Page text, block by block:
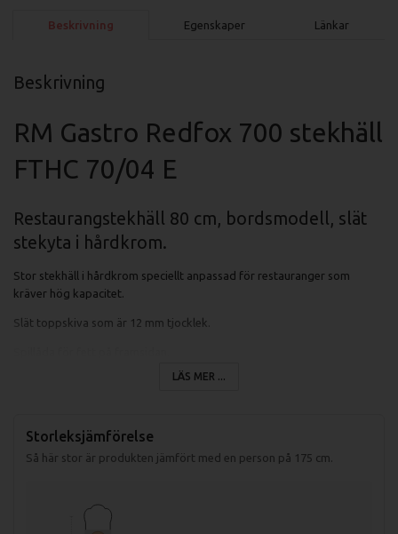
Beskrivning Egenskaper Länkar
Beskrivning
RM Gastro Redfox 700 stekhäll
FTHC 70/04 E
Restaurangstekhäll 80 cm, bordsmodell, slät
stekyta i hårdkrom.
Stor stekhäll i hårdkrom speciellt anpassad för restauranger som
kräver hög kapacitet.
Slät toppskiva som är 12 mm tjocklek.
Termostat med ställbar temperatur mellan 50-300 grader.
Avtagbart stänkskydd på stekhällen.
Mått (LxBxH): 400x700x330 mm
LÄS MER ...
Storleksjämförelse
Så här stor är produkten jämfört med en person på 175 cm.